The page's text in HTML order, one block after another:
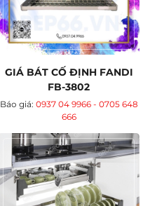
GIÁ BÁT CỐ ĐỊNH FANDI
FB-3802
Báo giá: 0937 04 9966 - 0705 648
666